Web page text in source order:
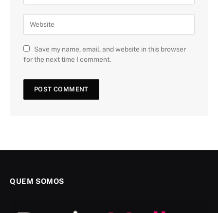
Save my name, email, and website in this browser
for the next time I comment.
QUEM SOMOS